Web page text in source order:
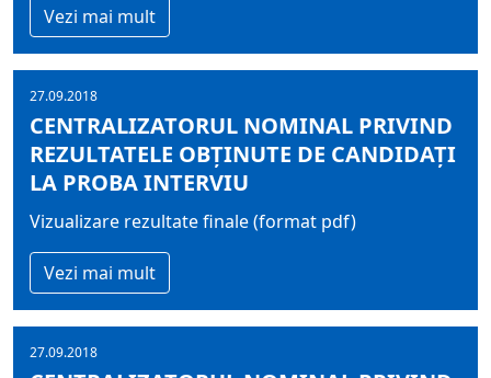
Vezi mai mult
27.09.2018
CENTRALIZATORUL NOMINAL PRIVIND
REZULTATELE OBŢINUTE DE CANDIDAŢI
LA PROBA INTERVIU
Vizualizare rezultate finale (format pdf)
Vezi mai mult
27.09.2018